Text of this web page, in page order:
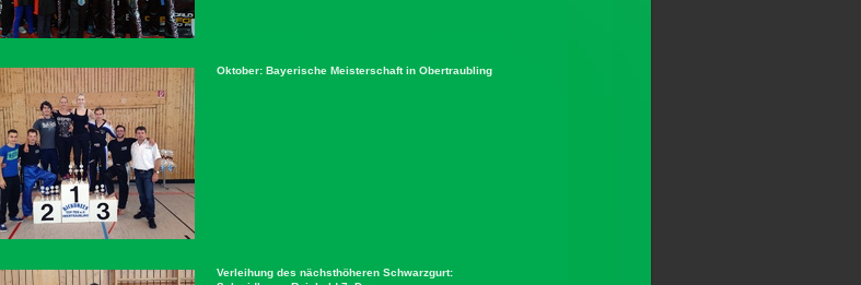
Oktober: Bayerische Meisterschaft in Obertraubling
Verleihung des nächsthöheren Schwarzgurt: